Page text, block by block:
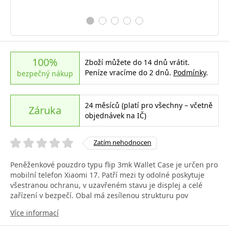
100%
bezpečný nákup
Zboží můžete do 14 dnů vrátit.
Peníze vracíme do 2 dnů. Podmínky.
Záruka
24 měsíců (platí pro všechny – včetně
objednávek na IČ)
Zatím nehodnocen
Peněženkové pouzdro typu flip 3mk Wallet Case je určen pro
mobilní telefon Xiaomi 17. Patří mezi ty odolné poskytuje
všestranou ochranu, v uzavřeném stavu je displej a celé
zařízení v bezpečí. Obal má zesílenou strukturu pov
Více informací